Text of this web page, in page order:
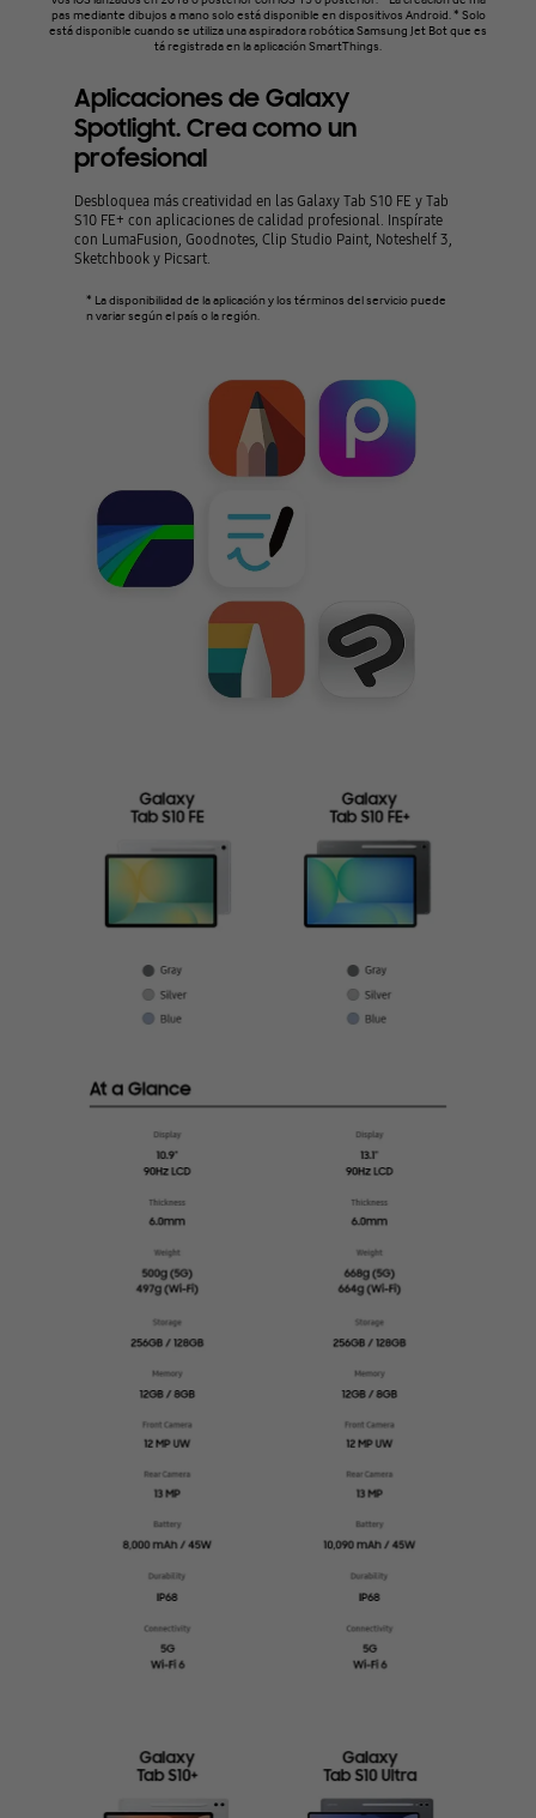
pas mediante dibujos a mano solo está disponible en dispositivos Android. * Solo
está disponible cuando se utiliza una aspiradora robótica Samsung Jet Bot que es
tá registrada en la aplicación SmartThings.
Aplicaciones de Galaxy
Spotlight. Crea como un
profesional
Desbloquea más creatividad en las Galaxy Tab S10 FE y Tab
S10 FE+ con aplicaciones de calidad profesional. Inspírate
con LumaFusion, Goodnotes, Clip Studio Paint, Noteshelf 3,
Sketchbook y Picsart.
* La disponibilidad de la aplicación y los términos del servicio puede
n variar según el país o la región.